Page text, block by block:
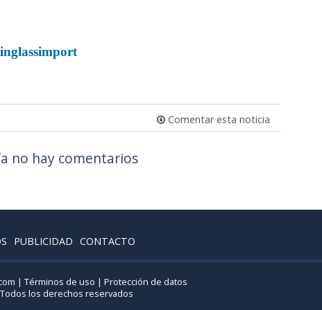
Comentar esta noticia
no hay comentarios
PUBLICIDAD CONTACTO
| Términos de uso | Protección de datos
los derechos reservados